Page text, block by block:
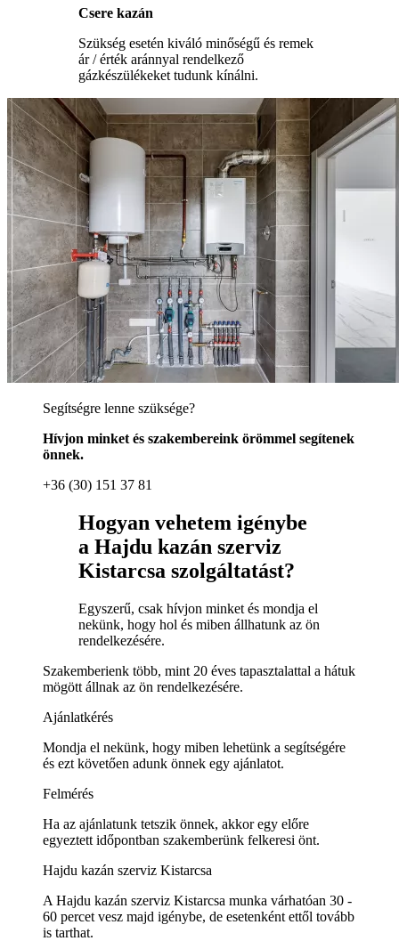
Csere kazán
Szükség esetén kiváló minőségű és remek
ár / érték aránnyal rendelkező
gázkészülékeket tudunk kínálni.
Segítségre lenne szüksége?
Hívjon minket és szakembereink örömmel segítenek
önnek.
+36 (30) 151 37 81
Hogyan vehetem igénybe
a Hajdu kazán szerviz
Kistarcsa szolgáltatást?
Egyszerű, csak hívjon minket és mondja el
nekünk, hogy hol és miben állhatunk az ön
rendelkezésére.
Szakemberienk több, mint 20 éves tapasztalattal a hátuk
mögött állnak az ön rendelkezésére.
Ajánlatkérés
Mondja el nekünk, hogy miben lehetünk a segítségére
és ezt követően adunk önnek egy ajánlatot.
Felmérés
Ha az ajánlatunk tetszik önnek, akkor egy előre
egyeztett időpontban szakemberünk felkeresi önt.
Hajdu kazán szerviz Kistarcsa
A Hajdu kazán szerviz Kistarcsa munka várhatóan 30 -
60 percet vesz majd igénybe, de esetenként ettől tovább
is tarthat.